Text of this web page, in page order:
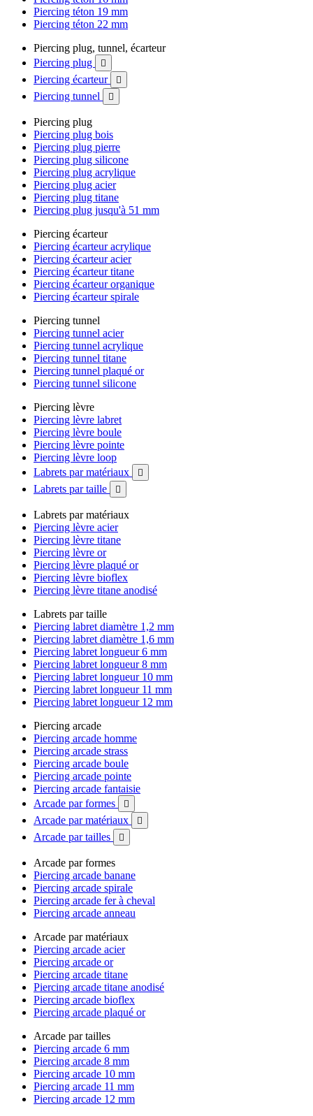
Piercing téton 19 mm
Piercing téton 22 mm
Piercing plug, tunnel, écarteur
Piercing plug

Piercing écarteur 
Piercing tunnel 
Piercing plug
Piercing plug bois
Piercing plug pierre
Piercing plug silicone
Piercing plug acrylique
Piercing plug acier
Piercing plug titane
Piercing plug jusqu'à 51 mm
Piercing écarteur
Piercing écarteur acrylique
Piercing écarteur acier
Piercing écarteur titane
Piercing écarteur organique
Piercing écarteur spirale
Piercing tunnel
Piercing tunnel acier
Piercing tunnel acrylique
Piercing tunnel titane
Piercing tunnel plaqué or
Piercing tunnel silicone
Piercing lèvre
Piercing lèvre labret
Piercing lèvre boule
Piercing lèvre pointe
Piercing lèvre loop
Labrets par matériaux

Labrets par taille 
Labrets par matériaux
Piercing lèvre acier
Piercing lèvre titane
Piercing lèvre or
Piercing lèvre plaqué or
Piercing lèvre bioflex
Piercing lèvre titane anodisé
Labrets par taille
Piercing labret diamètre 1,2 mm
Piercing labret diamètre 1,6 mm
Piercing labret longueur 6 mm
Piercing labret longueur 8 mm
Piercing labret longueur 10 mm
Piercing labret longueur 11 mm
Piercing labret longueur 12 mm
Piercing arcade
Piercing arcade homme
Piercing arcade strass
Piercing arcade boule
Piercing arcade pointe
Piercing arcade fantaisie
Arcade par formes

Arcade par matériaux 
Arcade par tailles 
Arcade par formes
Piercing arcade banane
Piercing arcade spirale
Piercing arcade fer à cheval
Piercing arcade anneau
Arcade par matériaux
Piercing arcade acier
Piercing arcade or
Piercing arcade titane
Piercing arcade titane anodisé
Piercing arcade bioflex
Piercing arcade plaqué or
Arcade par tailles
Piercing arcade 6 mm
Piercing arcade 8 mm
Piercing arcade 10 mm
Piercing arcade 11 mm
Piercing arcade 12 mm